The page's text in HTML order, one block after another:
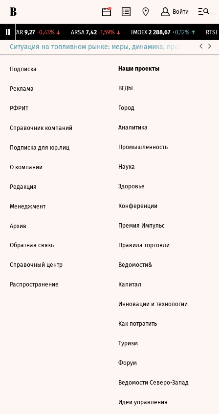
Войти
UTAR 9,27 -0,43%↓ ARSA 7,42 -1,59%↓ IMOEX 2 288,67 +0,12%↑ RTSI
Ситуация на топливном рынке: меры, динамика, прогнозы
Подписка
Реклама
РФРИТ
Справочник компаний
Подписка для юр.лиц
О компании
Редакция
Менеджмент
Архив
Обратная связь
Справочный центр
Распространение
Наши проекты
ВЕДЫ
Город
Аналитика
Промышленность
Наука
Здоровье
Конференции
Премия Импульс
Правила торговли
Ведомости&
Капитал
Инновации и технологии
Как потратить
Туризм
Форум
Ведомости Северо-Запад
Идеи управления